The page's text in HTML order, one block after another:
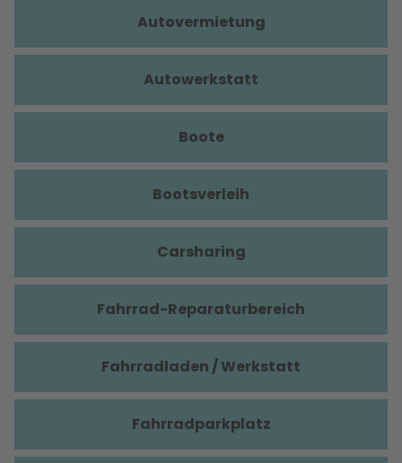
Autovermietung
Autowerkstatt
Boote
Bootsverleih
Carsharing
Fahrrad-Reparaturbereich
Fahrradladen / Werkstatt
Fahrradparkplatz